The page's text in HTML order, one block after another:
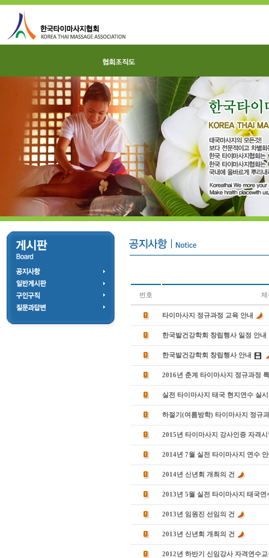
번호 제
타이마사지 정규과정 교육 안내
한국발건강학회 창립행사 일정 안내
한국발건강학회 창립행사 안내
2016년 춘계 타이마사지 정규과정
실전 타이마사지 태국 현지연수 실
하절기(여름방학) 타이마사지 정규
2015년 타이마사지 강사인증 자격
2014년 7월 실전 타이마사지 연수
2014년 신년회 개최의 건
2013년 5월 실전 타이마사지 태국연
2013년 임원진 선임의 건
2013년 신년회 개최의 건
2012년 하반기 신임강사 자격연수